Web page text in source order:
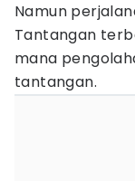
Namun
Tantangan
mana
tantangan.